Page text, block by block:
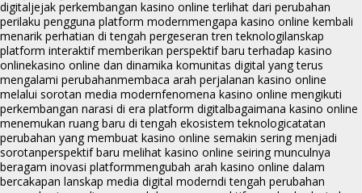
digitaljejak perkembangan kasino online terlihat dari perubahan
perilaku pengguna platform modernmengapa kasino online kembali
menarik perhatian di tengah pergeseran tren teknologilanskap
platform interaktif memberikan perspektif baru terhadap kasino
onlinekasino online dan dinamika komunitas digital yang terus
mengalami perubahanmembaca arah perjalanan kasino online
melalui sorotan media modernfenomena kasino online mengikuti
perkembangan narasi di era platform digitalbagaimana kasino online
menemukan ruang baru di tengah ekosistem teknologicatatan
perubahan yang membuat kasino online semakin sering menjadi
sorotanperspektif baru melihat kasino online seiring munculnya
beragam inovasi platformmengubah arah kasino online dalam
bercakapan lanskap media digital moderndi tengah perubahan